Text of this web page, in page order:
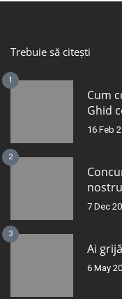
Trebuie să citești
1
Cum
Ghid
16 Feb
2
7 Dec
3
Ai
6 May